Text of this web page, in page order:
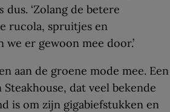
dus. ‘Zolang de betere
rucola, spruitjes en
er gewoon mee door.’
aan de groene mode mee. Een
dat veel bekende
is om zijn gigabiefstukken en